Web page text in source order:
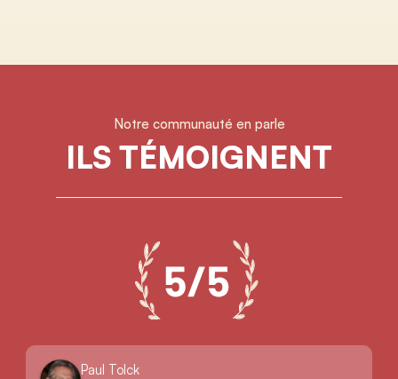
Notre communauté en parle
ILS TÉMOIGNENT
Paul Tolck